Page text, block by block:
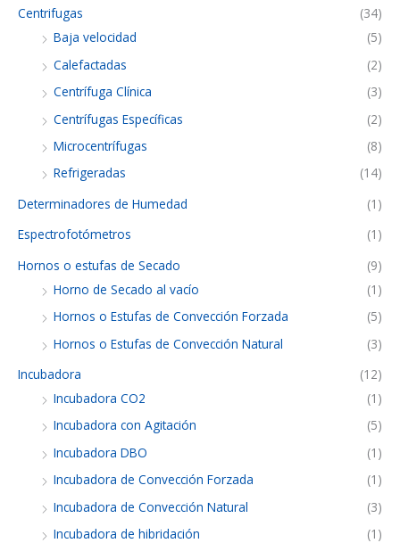
Centrifugas
(34)
Baja velocidad
(5)
Calefactadas
(2)
Centrífuga Clínica
(3)
Centrífugas Específicas
(2)
Microcentrífugas
(8)
Refrigeradas
(14)
Determinadores de Humedad
(1)
Espectrofotómetros
(1)
Hornos o estufas de Secado
(9)
Horno de Secado al vacío
(1)
Hornos o Estufas de Convección Forzada
(5)
Hornos o Estufas de Convección Natural
(3)
Incubadora
(12)
Incubadora CO2
(1)
Incubadora con Agitación
(5)
Incubadora DBO
(1)
Incubadora de Convección Forzada
(1)
Incubadora de Convección Natural
(3)
Incubadora de hibridación
(1)